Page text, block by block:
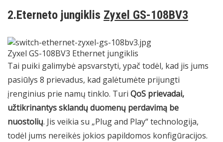
2.Eterneto jungiklis Zyxel GS-108BV3
Zyxel GS-108BV3 Ethernet jungiklis
Tai puiki galimybė apsvarstyti, ypač todėl, kad jis jums
pasiūlys 8 prievadus, kad galėtumėte prijungti
įrenginius prie namų tinklo. Turi QoS prievadai,
užtikrinantys sklandų duomenų perdavimą be
nuostolių. Jis veikia su „Plug and Play“ technologija,
todėl jums nereikės jokios papildomos konfigūracijos.